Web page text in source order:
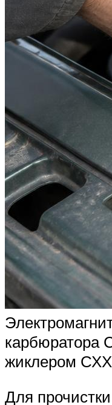
карбюратора
жиклером СХХ
Для